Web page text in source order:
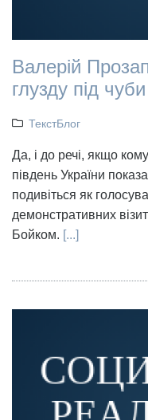
Валерій
глузду під чуби
ТекстБлог
Да, і до речі, якщо
південь України
подивіться як
демонстративних
Бойком. [...]